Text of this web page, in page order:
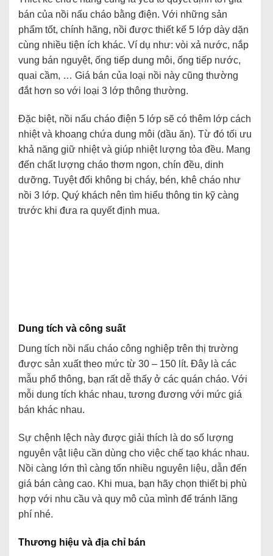
bán của nồi nấu cháo bằng điện. Với những sản
phẩm tốt, chính hãng, nồi được thiết kế 5 lớp dày dặn
cùng nhiều tiện ích khác. Ví dụ như: vòi xả nước, nắp
vung bán nguyệt, ống tiếp dung môi, ống tiếp nước,
quai cầm, … Giá bán của loại nồi này cũng thường
đắt hơn so với loại 3 lớp thông thường.
Đặc biệt, nồi nấu cháo điện 5 lớp sẽ có thêm lớp cách
nhiệt và khoang chứa dung môi (dầu ăn). Từ đó tối ưu
khả năng giữ nhiệt và giúp nhiệt lượng tỏa đều. Mang
đến chất lượng cháo thơm ngon, chín đều, dinh
dưỡng. Tuyệt đối không bị cháy, bén, khê cháo như
nồi 3 lớp. Quý khách nên tìm hiểu thông tin kỹ càng
trước khi đưa ra quyết định mua.
Dung tích và công suất
Dung tích nồi nấu cháo công nghiệp trên thị trường
được sản xuất theo mức từ 30 – 150 lít. Đây là các
mẫu phổ thông, bạn rất dễ thấy ở các quán cháo. Với
mỗi dung tích khác nhau, tương đương với mức giá
bán khác nhau.
Sự chệnh lệch này được giải thích là do số lượng
nguyên vật liệu cần dùng cho việc chế tạo khác nhau.
Nồi càng lớn thì càng tốn nhiều nguyên liệu, dẫn đến
giá bán càng cao. Khi mua, bạn hãy chọn thiết bị phù
hợp với nhu cầu và quy mô của mình để tránh lãng
phí nhé.
Thương hiệu và địa chỉ bán